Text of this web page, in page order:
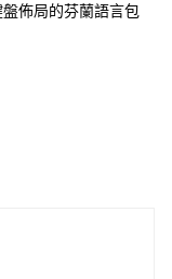
佈局的芬蘭語言包